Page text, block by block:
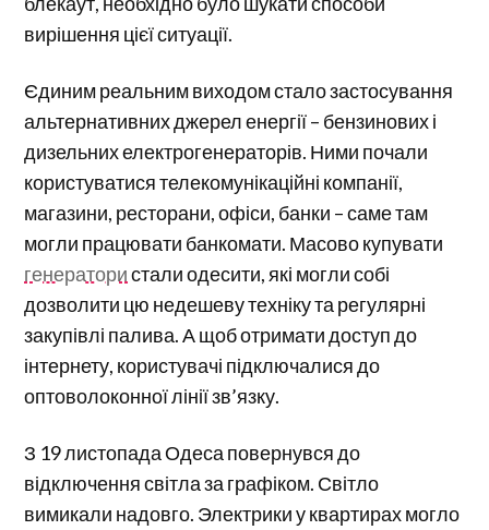
вирішення цієї ситуації.
Єдиним реальним виходом стало застосування
альтернативних джерел енергії – бензинових і
дизельних електрогенераторів. Ними почали
користуватися телекомунікаційні компанії,
магазини, ресторани, офіси, банки – саме там
могли працювати банкомати. Масово купувати
генератористали одесити, які могли собі
дозволити цю недешеву техніку та регулярні
закупівлі палива. А щоб отримати доступ до
інтернету, користувачі підключалися до
оптоволоконної лінії зв’язку.
З 19 листопада Одеса повернувся до
відключення світла за графіком. Світло
вимикали надовго. Электрики у квартирах могло